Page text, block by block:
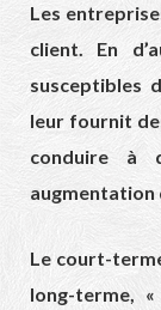
Les
client. En
susceptibles
leur fournit
conduire à
augmentation
Le court-
long-terme,